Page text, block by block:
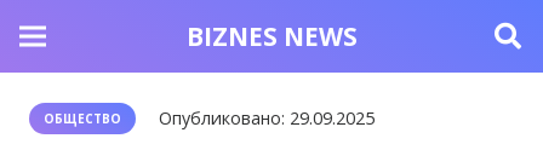
BIZNES NEWS
ОБЩЕСТВО Опубликовано: 29.09.2025